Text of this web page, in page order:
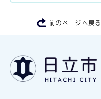
前のページへ戻る